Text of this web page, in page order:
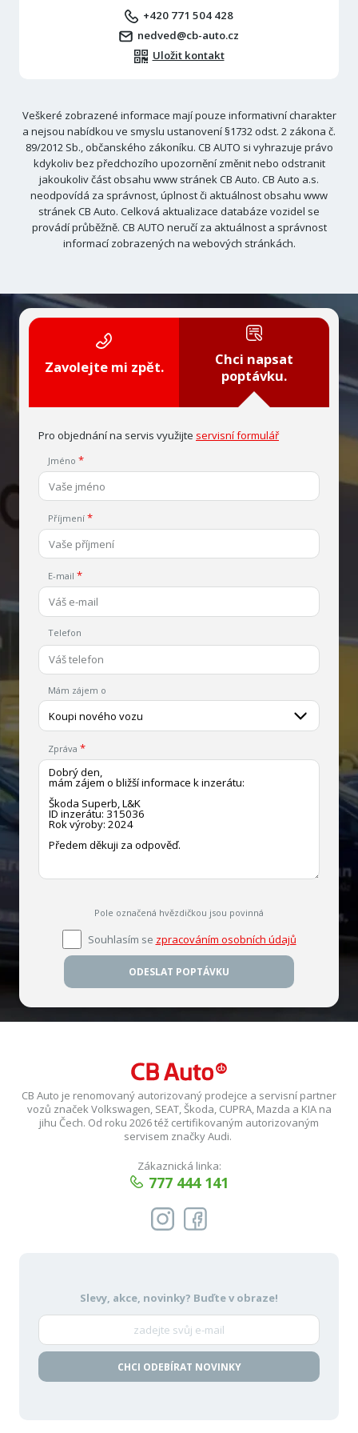
+420 771 504 428
nedved@cb-auto.cz
Uložit kontakt
Veškeré zobrazené informace mají pouze informativní charakter
a nejsou nabídkou ve smyslu ustanovení §1732 odst. 2 zákona č.
89/2012 Sb., občanského zákoníku. CB AUTO si vyhrazuje právo
kdykoliv bez předchozího upozornění změnit nebo odstranit
jakoukoliv část obsahu www stránek CB Auto. CB Auto a.s.
neodpovídá za správnost, úplnost či aktuálnost obsahu www
stránek CB Auto. Celková aktualizace databáze vozidel se
provádí průběžně. CB AUTO neručí za aktuálnost a správnost
informací zobrazených na webových stránkách.
Zavolejte mi zpět.
Chci napsat
poptávku.
Pro objednání na servis využijte servisní formulář
Jméno
Příjmení
E-mail
Telefon
Mám zájem o
Koupi nového vozu
Zpráva
Pole označená hvězdičkou jsou povinná
Souhlasím se zpracováním osobních údajů
ODESLAT POPTÁVKU
CB Auto je renomovaný autorizovaný prodejce a servisní partner
vozů značek Volkswagen, SEAT, Škoda, CUPRA, Mazda a KIA na
jihu Čech. Od roku 2026 též certifikovaným autorizovaným
servisem značky Audi.
Zákaznická linka:
777 444 141
Slevy, akce, novinky? Buďte v obraze!
CHCI ODEBÍRAT NOVINKY